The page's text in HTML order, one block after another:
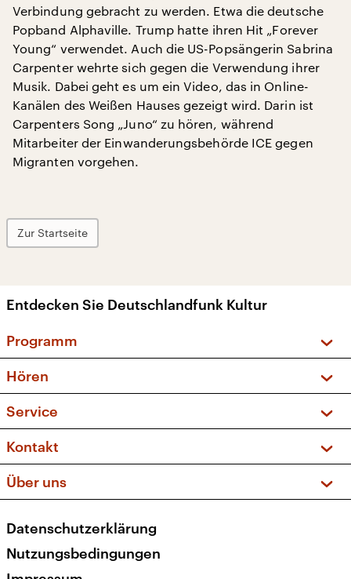
Verbindung gebracht zu werden. Etwa die deutsche
Popband Alphaville. Trump hatte ihren Hit „Forever
Young“ verwendet. Auch die US-Popsängerin Sabrina
Carpenter wehrte sich gegen die Verwendung ihrer
Musik. Dabei geht es um ein Video, das in Online-
Kanälen des Weißen Hauses gezeigt wird. Darin ist
Carpenters Song „Juno“ zu hören, während
Mitarbeiter der Einwanderungsbehörde ICE gegen
Migranten vorgehen.
Zur Startseite
Entdecken Sie Deutschlandfunk Kultur
Programm
Sendungen und Podcasts
Musikliste
Kakadu – Das Kinderprogramm
Hören
Frequenzen (UKW + DAB+)
Service
FAQ
Apps
Newsletter
Veranstaltungen
Kontakt
Social Media
Über uns
Presse
Karriere
Datenschutzerklärung
Nutzungsbedingungen